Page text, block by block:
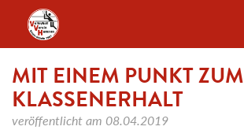
Zum Inhalt
MIT EINEM PUNKT ZUM
KLASSENERHALT
veröffentlicht am 08.04.2019